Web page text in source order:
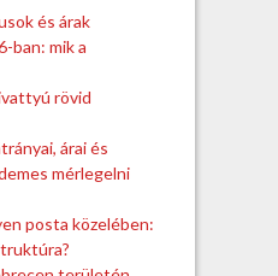
és árak
ban: mik a
rövid
árai és
mérlegelni
posta közelében: